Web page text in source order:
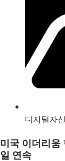
디지털자
미국 이더리움
일 연속